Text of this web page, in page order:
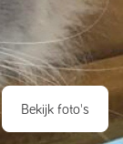
Bekijk foto's